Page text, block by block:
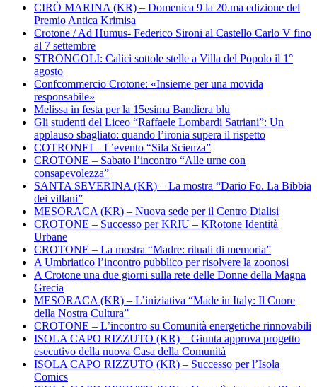
CIRÒ MARINA (KR) – Domenica 9 la 20.ma edizione del
Premio Antica Krimisa
Crotone / Ad Humus- Federico Sironi al Castello Carlo V fino
al 7 settembre
STRONGOLI: Calici sottole stelle a Villa del Popolo il 1°
agosto
Confcommercio Crotone: «Insieme per una movida
responsabile»
Melissa in festa per la 15esima Bandiera blu
Gli studenti del Liceo “Raffaele Lombardi Satriani”: Un
applauso sbagliato: quando l’ironia supera il rispetto
COTRONEI – L’evento “Sila Scienza”
CROTONE – Sabato l’incontro “Alle urne con
consapevolezza”
SANTA SEVERINA (KR) – La mostra “Dario Fo. La Bibbia
dei villani”
MESORACA (KR) – Nuova sede per il Centro Dialisi
CROTONE – Successo per KRIU – KRotone Identità
Urbane
CROTONE – La mostra “Madre: rituali di memoria”
A Umbriatico l’incontro pubblico per risolvere la zoonosi
A Crotone una due giorni sulla rete delle Donne della Magna
Grecia
MESORACA (KR) – L’iniziativa “Made in Italy: Il Cuore
della Nostra Cultura”
CROTONE – L’incontro su Comunità energetiche rinnovabili
ISOLA CAPO RIZZUTO (KR) – Giunta approva progetto
esecutivo della nuova Casa della Comunità
ISOLA CAPO RIZZUTO (KR) – Successo per l’Isola
Comics